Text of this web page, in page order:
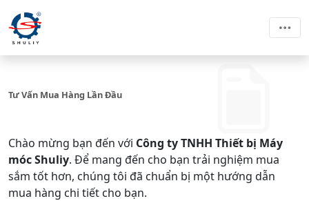
Tư Vấn Mua Hàng Lần Đầu
Chào mừng bạn đến với Công ty TNHH Thiết bị Máy
móc Shuliy. Để mang đến cho bạn trải nghiệm mua
sắm tốt hơn, chúng tôi đã chuẩn bị một hướng dẫn
mua hàng chi tiết cho bạn.